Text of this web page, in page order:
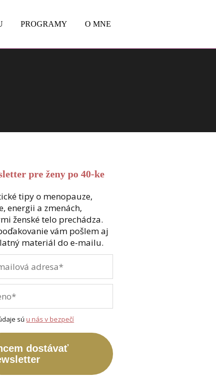
PROGRAMY O MNE
pre ženy po 40-ke
tipy o menopauze,
energii a zmenách,
ženské telo prechádza.
vám pošlem aj
materiál do e-mailu.
súu nás v bezpečí
dostávať